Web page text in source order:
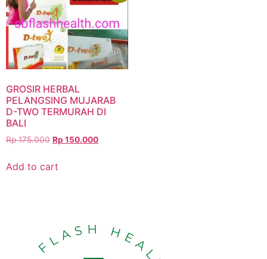
GROSIR HERBAL
PELANGSING MUJARAB
D-TWO TERMURAH DI
BALI
Rp175.000 Rp 150.000
Add to cart